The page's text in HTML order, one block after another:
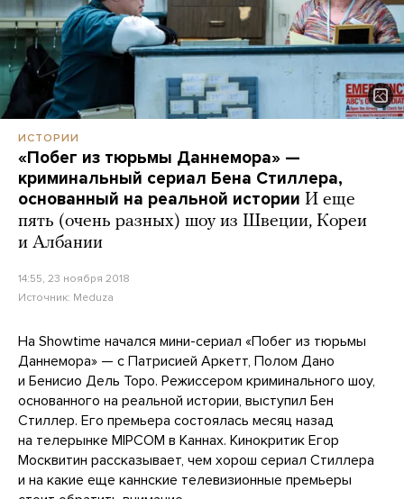
ИСТОРИИ
«Побег из тюрьмы Даннемора» —
криминальный сериал Бена Стиллера,
основанный на реальной истории И еще
пять (очень разных) шоу из Швеции, Кореи
и Албании
14:55, 23 ноября 2018
Источник: Meduza
На Showtime начался мини-сериал «Побег из тюрьмы
Даннемора» — с Патрисией Аркетт, Полом Дано
и Бенисио Дель Торо. Режиссером криминального шоу,
основанного на реальной истории, выступил Бен
Стиллер. Его премьера состоялась месяц назад
на телерынке MIPCOM в Каннах. Кинокритик Егор
Москвитин рассказывает, чем хорош сериал Стиллера
и на какие еще каннские телевизионные премьеры